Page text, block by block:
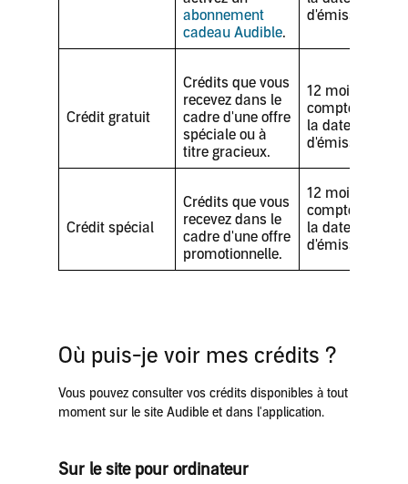
abonnement
cadeau Audible.
d'émission
Crédit gratuit
Crédits que vous
recevez dans le
cadre d'une offre
spéciale ou à
titre gracieux.
12 mois à
compter de
la date
d'émission
Crédit spécial
Crédits que vous
recevez dans le
cadre d'une offre
promotionnelle.
12 mois à
compter de
la date
d'émission
Où puis-je voir mes crédits ?
Vous pouvez consulter vos crédits disponibles à tout
moment sur le site Audible et dans l'application.
Sur le site pour ordinateur